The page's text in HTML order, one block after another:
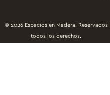
© 2026 Espacios en Madera. Reservados
todos los derechos.